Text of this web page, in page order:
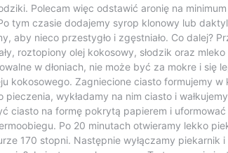
Polecam więc odstawić aronię na
tym czasie dodajemy syrop klonowy lub
aby nieco przestygło i zgęstniało. Co dalej?
roztopiony olej kokosowy, słodzik oraz mleko
w dłoniach, nie może być za mokre i się
kokosowego. Zagniecione ciasto formujemy
wykładamy na nim ciasto i
ciasto na formę pokrytą papierem i
Po 20 minutach otwieramy lekko
170 stopni. Następnie wyłączamy piekarnik